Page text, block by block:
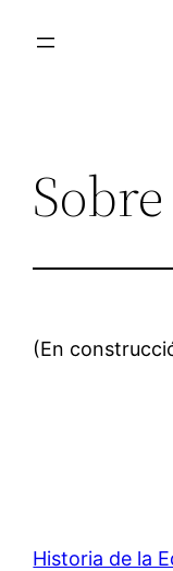
(En
Historia de la